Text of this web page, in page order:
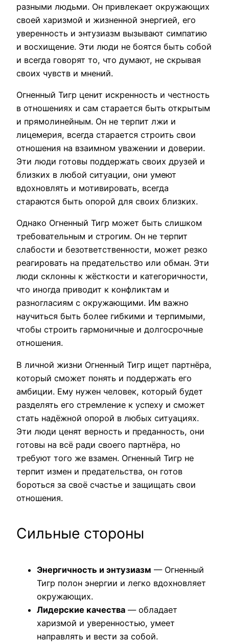
разными людьми. Он привлекает окружающих
своей харизмой и жизненной энергией, его
уверенность и энтузиазм вызывают симпатию
и восхищение. Эти люди не боятся быть собой
и всегда говорят то, что думают, не скрывая
своих чувств и мнений.
Огненный Тигр ценит искренность и честность
в отношениях и сам старается быть открытым
и прямолинейным. Он не терпит лжи и
лицемерия, всегда старается строить свои
отношения на взаимном уважении и доверии.
Эти люди готовы поддержать своих друзей и
близких в любой ситуации, они умеют
вдохновлять и мотивировать, всегда
стараются быть опорой для своих близких.
Однако Огненный Тигр может быть слишком
требовательным и строгим. Он не терпит
слабости и безответственности, может резко
реагировать на предательство или обман. Эти
люди склонны к жёсткости и категоричности,
что иногда приводит к конфликтам и
разногласиям с окружающими. Им важно
научиться быть более гибкими и терпимыми,
чтобы строить гармоничные и долгосрочные
отношения.
В личной жизни Огненный Тигр ищет партнёра,
который сможет понять и поддержать его
амбиции. Ему нужен человек, который будет
разделять его стремление к успеху и сможет
стать надёжной опорой в любых ситуациях.
Эти люди ценят верность и преданность, они
готовы на всё ради своего партнёра, но
требуют того же взамен. Огненный Тигр не
терпит измен и предательства, он готов
бороться за своё счастье и защищать свои
отношения.
Сильные стороны
Энергичность и энтузиазм — Огненный
Тигр полон энергии и легко вдохновляет
окружающих.
Лидерские качества — обладает
харизмой и уверенностью, умеет
направлять и вести за собой.